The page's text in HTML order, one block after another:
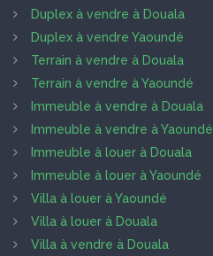
Duplex à vendre à Douala
Duplex à vendre Yaoundé
Terrain à vendre à Douala
Terrain à vendre à Yaoundé
Immeuble à vendre à Douala
Immeuble à vendre à Yaoundé
Immeuble à louer à Douala
Immeuble à louer à Yaoundé
Villa à louer à Yaoundé
Villa à louer à Douala
Villa à vendre à Douala